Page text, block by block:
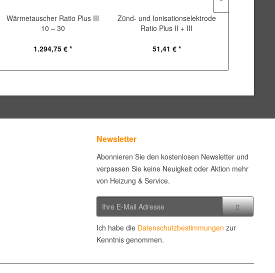
Wärmetauscher Ratio Plus III
10 – 30
1.294,75 € *
Zünd- und Ionisationselektrode
Ratio Plus II + III
51,41 € *
Newsletter
Abonnieren Sie den kostenlosen Newsletter und
verpassen Sie keine Neuigkeit oder Aktion mehr
von Heizung & Service.
Ich habe die Datenschutzbestimmungen zur
Kenntnis genommen.